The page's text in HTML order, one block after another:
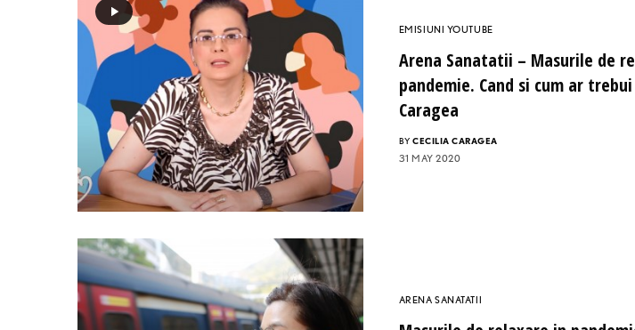
EMISIUNI YOUTUBE
Arena Sanatatii – Masurile de
pandemie. Cand si cum ar
Caragea
BY CECILIA CARAGEA
31 MAY 2020
ARENA SANATATII